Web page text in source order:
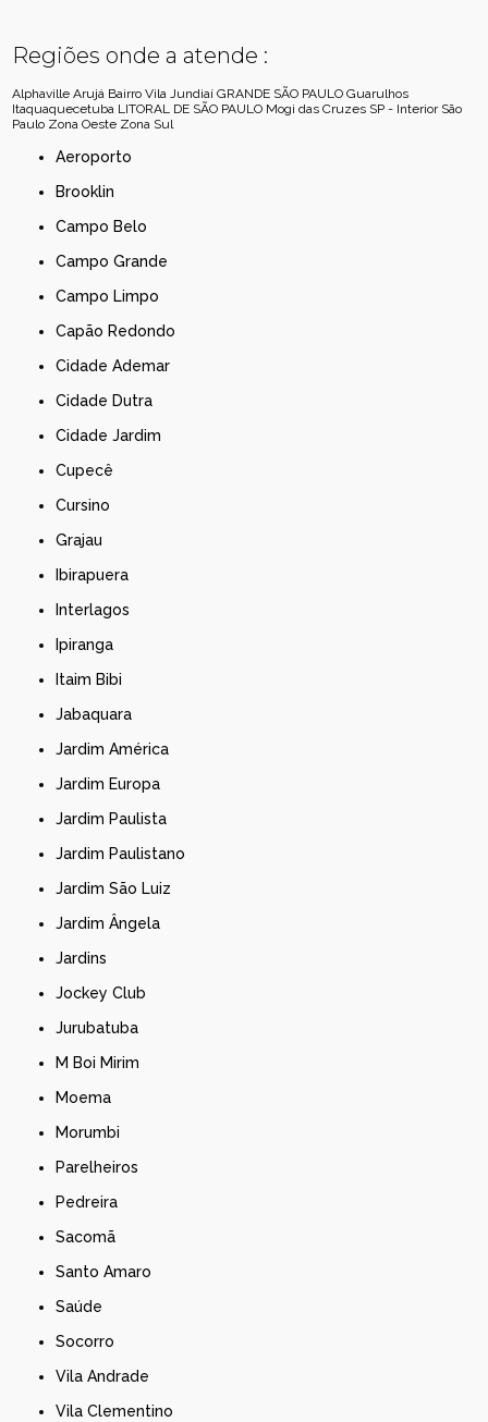
Regiões onde a atende :
Alphaville Arujá Bairro Vila Jundiaí GRANDE SÃO PAULO Guarulhos
Itaquaquecetuba LITORAL DE SÃO PAULO Mogi das Cruzes SP - Interior São
Paulo Zona Oeste Zona Sul
Aeroporto
Brooklin
Campo Belo
Campo Grande
Campo Limpo
Capão Redondo
Cidade Ademar
Cidade Dutra
Cidade Jardim
Cupecê
Cursino
Grajau
Ibirapuera
Interlagos
Ipiranga
Itaim Bibi
Jabaquara
Jardim América
Jardim Europa
Jardim Paulista
Jardim Paulistano
Jardim São Luiz
Jardim Ângela
Jardins
Jockey Club
Jurubatuba
M Boi Mirim
Moema
Morumbi
Parelheiros
Pedreira
Sacomã
Santo Amaro
Saúde
Socorro
Vila Andrade
Vila Clementino